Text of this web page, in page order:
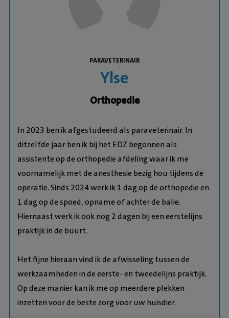
PARAVETERINAIR
Ylse
Orthopedie
In 2023 ben ik afgestudeerd als paraveterinair. In
ditzelfde jaar ben ik bij het EDZ begonnen als
assistente op de orthopedie afdeling waar ik me
voornamelijk met de anesthesie bezig hou tijdens de
operatie. Sinds 2024 werk ik 1 dag op de orthopedie en
1 dag op de spoed, opname of achter de balie.
Hiernaast werk ik ook nog 2 dagen bij een eerstelijns
praktijk in de buurt.
Het fijne hieraan vind ik de afwisseling tussen de
werkzaamheden in de eerste- en tweedelijns praktijk.
Op deze manier kan ik me op meerdere plekken
inzetten voor de beste zorg voor uw huisdier.